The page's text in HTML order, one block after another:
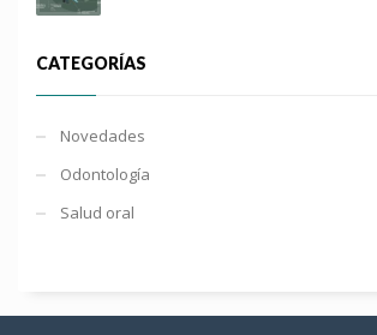
CATEGORÍAS
Novedades
Odontología
Salud oral